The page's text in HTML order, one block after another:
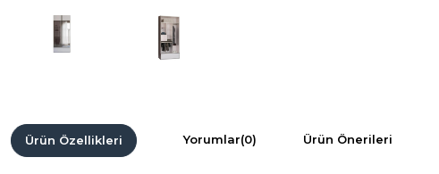
Ürün Özellikleri Yorumlar(0) Ürün Önerileri